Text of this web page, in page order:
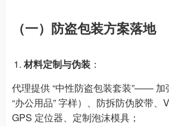
（一）防盗包装方案落地
材料定制与伪装 ：
代理提供 “中性防盗包装套装”—— 加
“办公用品” 字样）、防拆防伪胶带、
GPS 定位器、定制泡沫模具；